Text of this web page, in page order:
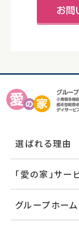
選ばれる理由
「愛の家」サー
グループホー